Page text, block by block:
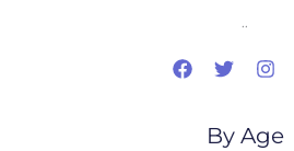
..
By Age